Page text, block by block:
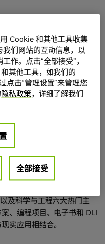
及科学与工程六大热门主
、编程项目、电子书和 DLI
实应用相结合。
Cookie 和其他工具收集
们网站的互动信息，以
作。点击“全部接受”，
其他工具，如我们的
点击“管理设置”来管理您
隐私政策，详细了解我们
全部接受